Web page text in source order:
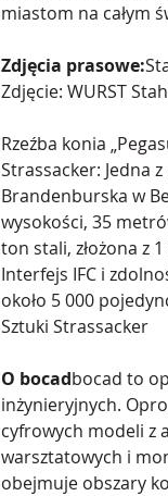
miastom na całym
Zdjęcia prasowe:
Zdjęcie: WURST
Rzeźba konia
Strassacker: Jedna
Brandenburska w
wysokości, 35
ton stali, złożona z
Interfejs IFC i
około 5 000
Sztuki Strassacker
O bocadbocad to
inżynieryjnych.
cyfrowych modeli z
warsztatowych i
obejmuje obszary